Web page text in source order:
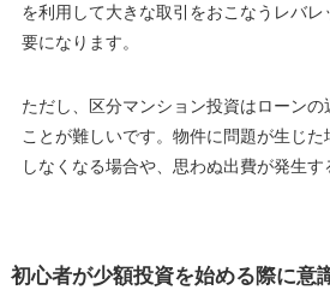
を利用して大きな取引をおこなうレバ
要になります。
ただし、区分マンション投資はローン
ことが難しいです。物件に問題が生じ
しなくなる場合や、思わぬ出費が発生す
初心者が少額投資を始める際に意